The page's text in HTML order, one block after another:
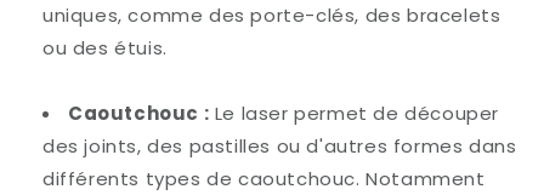
uniques, comme des porte-clés, des bracelets
ou des étuis.
Caoutchouc : Le laser permet de découper
des joints, des pastilles ou d'autres formes dans
différents types de caoutchouc. Notamment